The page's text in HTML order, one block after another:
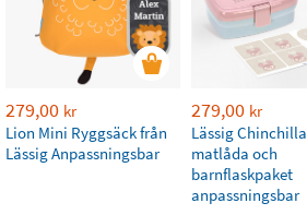
279,00 kr
Lion Mini Ryggsäck från
Lässig Anpassningsbar
279,00 kr
Lässig Chinchilla
matlåda och
barnflaskpaket
anpassningsbar